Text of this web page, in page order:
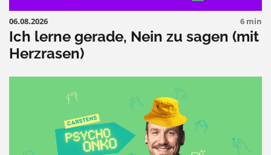
06.08.2026 6 min
Ich lerne gerade, Nein zu sagen (mit
Herzrasen)